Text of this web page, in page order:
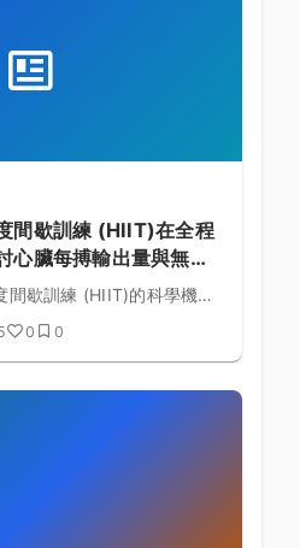
間歇訓練 (HIIT)在全程
心臟每搏輸出量與無氧
表規劃的黃金法則
間歇訓練 (HIIT)的科學機
理需求，詳細解析心臟每
論基礎與具體訓練課表排
0 0